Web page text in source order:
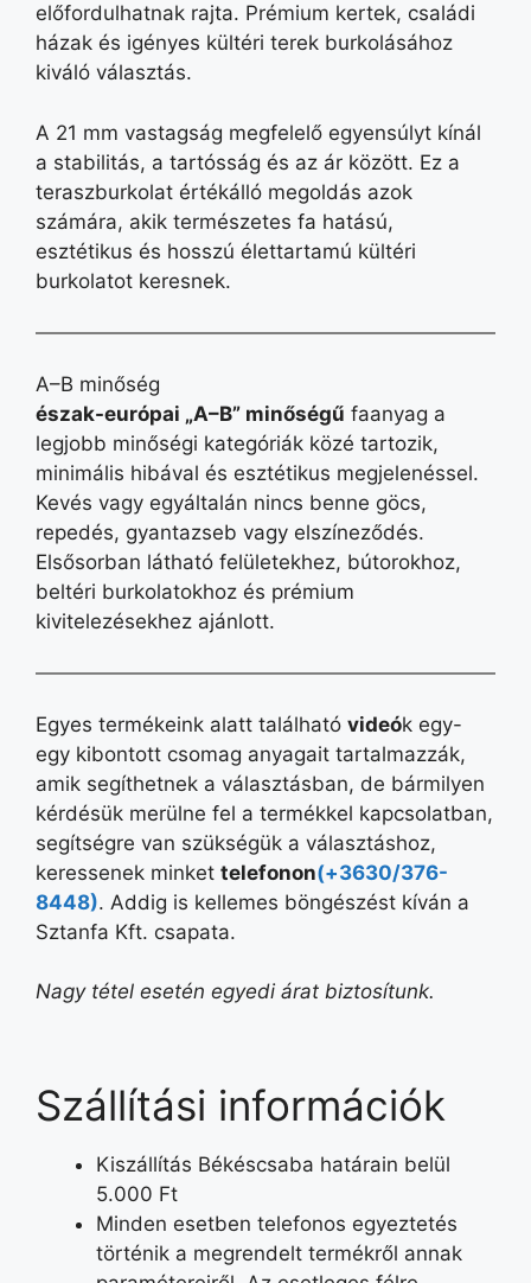
előfordulhatnak rajta. Prémium kertek, családi
házak és igényes kültéri terek burkolásához
kiváló választás.
A 21 mm vastagság megfelelő egyensúlyt kínál
a stabilitás, a tartósság és az ár között. Ez a
teraszburkolat értékálló megoldás azok
számára, akik természetes fa hatású,
esztétikus és hosszú élettartamú kültéri
burkolatot keresnek.
A–B minőség
észak-európai „A–B” minőségű faanyag a
legjobb minőségi kategóriák közé tartozik,
minimális hibával és esztétikus megjelenéssel.
Kevés vagy egyáltalán nincs benne göcs,
repedés, gyantazseb vagy elszíneződés.
Elsősorban látható felületekhez, bútorokhoz,
beltéri burkolatokhoz és prémium
kivitelezésekhez ajánlott.
Egyes termékeink alatt található videók egy-
egy kibontott csomag anyagait tartalmazzák,
amik segíthetnek a választásban, de bármilyen
kérdésük merülne fel a termékkel kapcsolatban,
segítségre van szükségük a választáshoz,
keressenek minket telefonon(+3630/376-
8448). Addig is kellemes böngészést kíván a
Sztanfa Kft. csapata.
Nagy tétel esetén egyedi árat biztosítunk.
Szállítási információk
Kiszállítás Békéscsaba határain belül
5.000 Ft
Minden esetben telefonos egyeztetés
történik a megrendelt termékről annak